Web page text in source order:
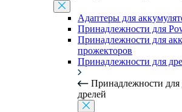
Адаптеры для
Принадлежности для
Принадлежности для
прожекторов
Принадлежности для
Принадлежности для
дрелей